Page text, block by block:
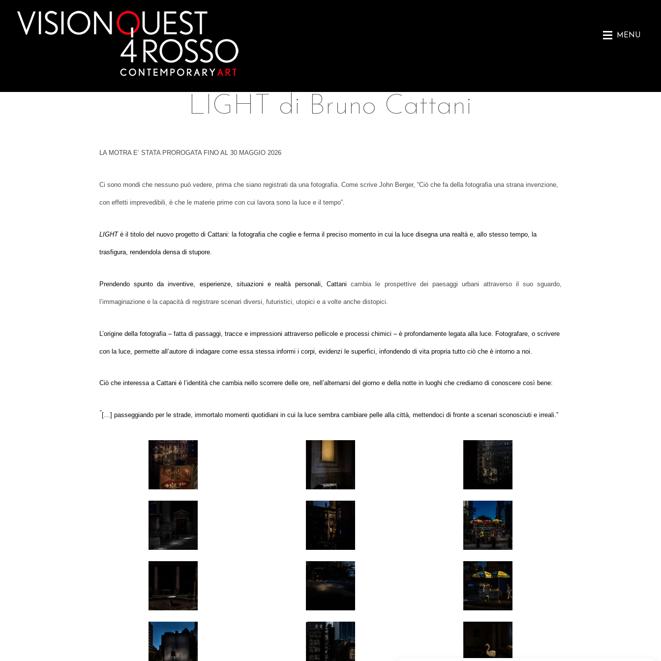
MENU
LIGHT di Bruno Cattani
LA MOTRA E’ STATA PROROGATA FINO AL 30 MAGGIO 2026
Ci sono mondi che nessuno può vedere, prima che siano registrati da una fotografia. Come scrive John Berger, “Ciò che fa della fotografia una strana invenzione,
con effetti imprevedibili, è che le materie prime con cui lavora sono la luce e il tempo”.
LIGHTè il titolo del nuovo progetto di Cattani: la fotografia che coglie e ferma il preciso momento in cui la luce disegna una realtà e, allo stesso tempo, la
trasfigura, rendendola densa di stupore.
Prendendo spunto da inventive, esperienze, situazioni e realtà personali, Cattanicambia le prospettive dei paesaggi urbani attraverso il suo sguardo,
l’immaginazione e la capacitàdi registrare scenari diversi, futuristici, utopici e a volte anche distopici.
L’origine della fotografia – fatta di passaggi, tracce e impressioni attraverso pellicole e processi chimici – è profondamente legata alla luce. Fotografare, o scrivere
con la luce, permette all’autore di indagare come essa stessa informi i corpi, evidenzi le superfici, infondendo di vita propria tutto ciò che è intorno a noi.
Ciò che interessa a Cattani è l’identità che cambia nello scorrere delle ore, nell’alternarsi del giorno e della notte in luoghi che crediamo di conoscere così bene:
[…] passeggiando per le strade, immortalo momenti quotidiani in cui la luce sembra cambiare pelle alla città, mettendoci di fronte a scenari sconosciuti e irreali.”